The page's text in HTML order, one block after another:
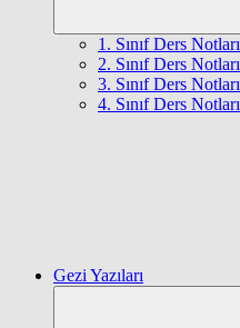
1. Sınıf Ders Notları
2. Sınıf Ders Notları
3. Sınıf Ders Notları
4. Sınıf Ders Notları
Gezi Yazıları